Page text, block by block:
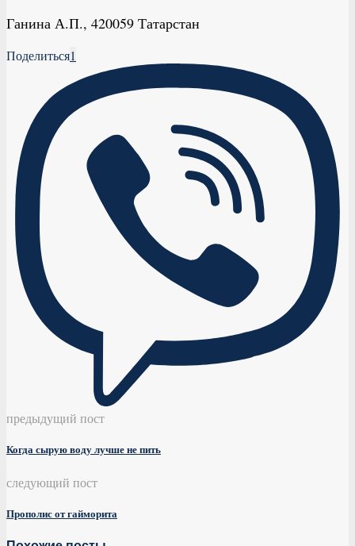
Ганина А.П., 420059 Татарстан
Поделиться1
предыдущий пост
Когда сырую воду лучше не пить
следующий пост
Прополис от гайморита